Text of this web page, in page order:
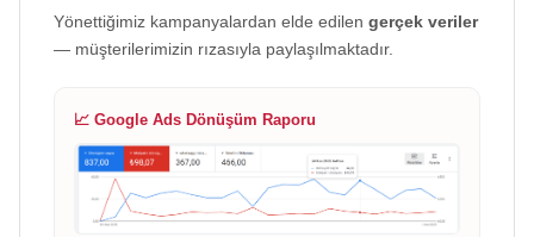
Yönettiğimiz kampanyalardan elde edilen gerçek veriler
— müşterilerimizin rızasıyla paylaşılmaktadır.
📈 Google Ads Dönüşüm Raporu